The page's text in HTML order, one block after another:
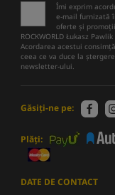
Îmi exprim
e-mail furnizată
oferte și
ROCKWORLD Łukasz
Acordarea acestui
ceea ce va duce la
newsletter-ului.
Găsiți-ne pe:
Plăți:
DATE DE CONTACT